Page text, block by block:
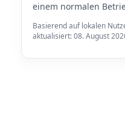
einem normalen
Basierend auf lokalen
aktualisiert: 08. August